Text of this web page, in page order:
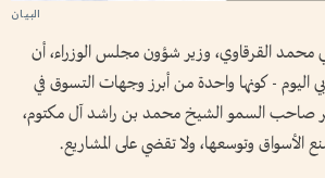
محمد القرقاوي، وزير شؤون مجلس الوزراء، أن
اليوم - كونها واحدة من أبرز وجهات التسوق في
صاحب السمو الشيخ محمد بن راشد آل مكتوم،
الأسواق وتوسعها، ولا تقضي على المشاريع.